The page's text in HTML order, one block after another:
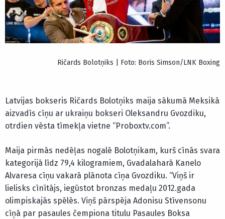
Ričards Bolotņiks | Foto: Boris Simson/LNK Boxing
Latvijas bokseris Ričards Bolotņiks maija sākumā Meksikā
aizvadīs cīņu ar ukraiņu bokseri Oleksandru Gvozdiku,
otrdien vēsta tīmekļa vietne “Proboxtv.com”.
Maija pirmās nedēļas nogalē Bolotņikam, kurš cīnās svara
kategorijā līdz 79,4 kilogramiem, Gvadalaharā Kanelo
Alvaresa cīņu vakarā plānota cīņa Gvozdiku. “Viņš ir
lielisks cīnītājs, iegūstot bronzas medaļu 2012.gada
olimpiskajās spēlēs. Viņš pārspēja Adonisu Stīvensonu
cīņā par pasaules čempiona titulu Pasaules Boksa